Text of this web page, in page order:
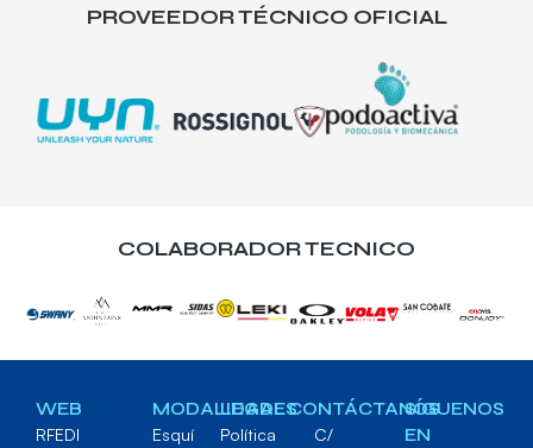
PROVEEDOR TÉCNICO OFICIAL
COLABORADOR TECNICO
WEB
RFEDI
MODALIDADES
Esquí
LEGAL
Política
CONTÁCTANOS
C/
SÍGUENOS
EN